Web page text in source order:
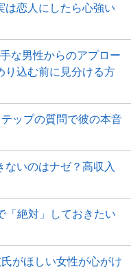
は恋人にしたら心強い
な男性からのアプロー
り込む前に見分ける方
ップの質問で彼の本音
ないのはナゼ？高収入
「絶対」しておきたい
がほしい女性が心がけ